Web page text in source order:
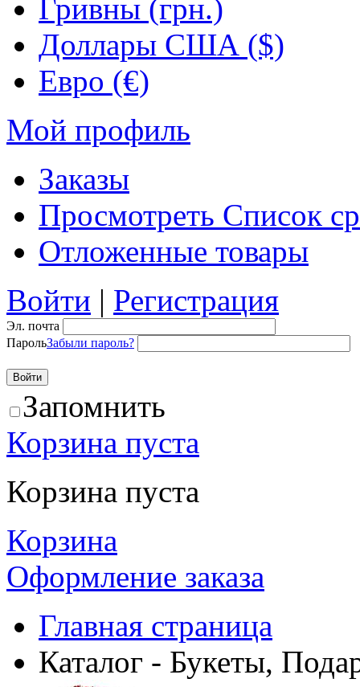
Гривны (грн.)
Доллары США ($)
Евро (€)
Мой профиль
Заказы
Просмотреть Список
Отложенные товары
Войти | Регистрация
Эл. почта
ПарольЗабыли пароль?
Запомнить
Корзина пуста
Корзина пуста
Корзина
Оформление заказа
Главная страница
Каталог - Букеты,